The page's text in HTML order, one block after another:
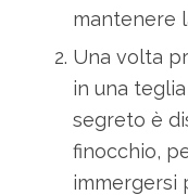
mantenere
Una volta
in una
segreto è
finocchio,
immergersi